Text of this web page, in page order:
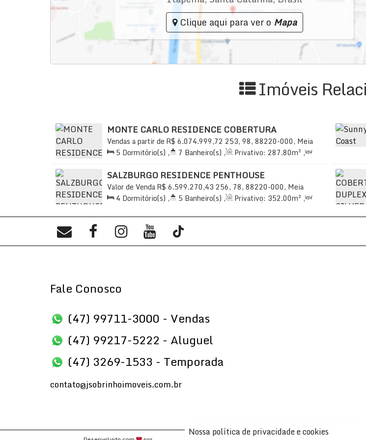
Nossa política de privacidade e cookies
Clique aqui para ver o Mapa
Imóveis
MONTE CARLO RESIDENCE COBERTURA
R$ 6.074.999,72
Vendas a partir de 253, 98, 88220-000, Meia
Praia, Itapema, Santa Catarina, Brasil
5 Dormitório(s) , 7 Banheiro(s) , Privativo: 287.80m² ,
3 Sala(s), 5 Suíte(s), Total:420.90m², 4 Vaga(s) ,
Útil: 287 .80m²
SALZBURGO RESIDENCE PENTHOUSE
R$ 6.599.270,43
Valor de Venda 256, 78, 88220-000, Meia
Praia, Itapema, Santa Catarina, Brasil
4 Dormitório(s) , 5 Banheiro(s) , Privativo: 352.00m² ,
Fale Conosco
(47) 99711-3000 - Vendas
(47) 99217-5222 - Aluguel
(47) 3269-1533 - Temporada
contato@jsobrinhoimoveis.com.br